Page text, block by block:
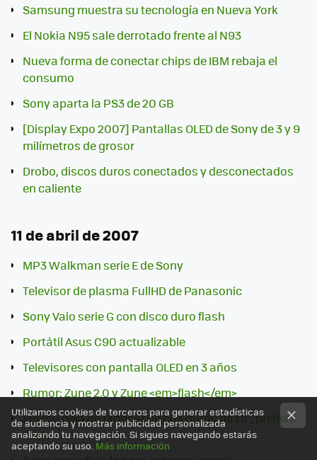
Samsung muestra su tecnología en Nueva York
El Nokia N95 sale derrotado frente al N93
Nueva forma de conectar chips de IBM rebaja el
consumo
Sony aparta la PS3 de 20 GB
[Display Expo 2007] Pantallas OLED de Sony de 3 y 9
milímetros de grosor
Drobo, discos duros conectados y desconectados
en caliente
11 de abril de 2007
MP3 Walkman serie E de Sony
Televisor de plasma FullHD de Panasonic
Sony Vaio serie G con disco duro flash
Portátil Asus C90 actualizable
Televisores con pantalla OLED en 3 años
Rumor: Zune 2.0 y Zune <em>flash</em>
Fujitsu deja de fabricar discos duros de 1.8'', prefiere
flash
Utilizamos cookies de terceros para generar estadísticas
de audiencia y mostrar publicidad personalizada
analizando tu navegación. Si sigues navegando estarás
aceptando su uso. Más información